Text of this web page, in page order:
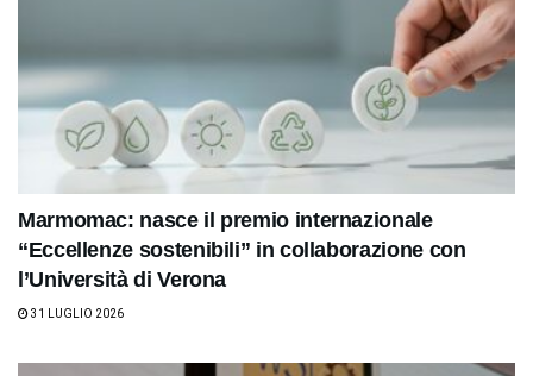
Marmomac: nasce il premio internazionale
“Eccellenze sostenibili” in collaborazione con
l’Università di Verona
31 LUGLIO 2026